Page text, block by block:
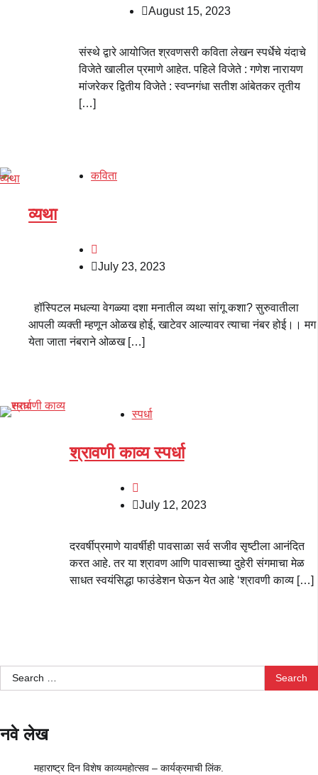
August 15, 2023
संस्थे द्वारे आयोजित श्रवणसरी कविता लेखन स्पर्धेचे यंदाचे
विजेते खालील प्रमाणे आहेत. पहिले विजेते : गणेश नारायण
मांजरेकर द्वितीय विजेते : स्वप्नगंधा सतीश आंबेतकर तृतीय
[…]
कविता
व्यथा
July 23, 2023
हॉस्पिटल मधल्या वेगळ्या दशा मनातील व्यथा सांगू कशा? सुरुवातीला
आपली व्यक्ती म्हणून ओळख होई, खाटेवर आल्यावर त्याचा नंबर होई।। मग
येता जाता नंबराने ओळख […]
स्पर्धा
श्रावणी काव्य स्पर्धा
July 12, 2023
दरवर्षीप्रमाणे यावर्षीही पावसाळा सर्व सजीव सृष्टीला आनंदित
करत आहे. तर या श्रावण आणि पावसाच्या दुहेरी संगमाचा मेळ
साधत स्वयंसिद्धा फाउंडेशन घेऊन येत आहे ‘श्रावणी काव्य […]
Search
for:
नवे लेख
महाराष्ट्र दिन विशेष काव्यमहोत्सव – कार्यक्रमाची लिंक.